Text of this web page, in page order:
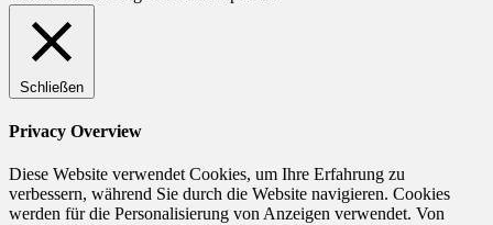
Schließen
Privacy Overview
Diese Website verwendet Cookies, um Ihre Erfahrung zu
verbessern, während Sie durch die Website navigieren. Cookies
werden für die Personalisierung von Anzeigen verwendet. Von